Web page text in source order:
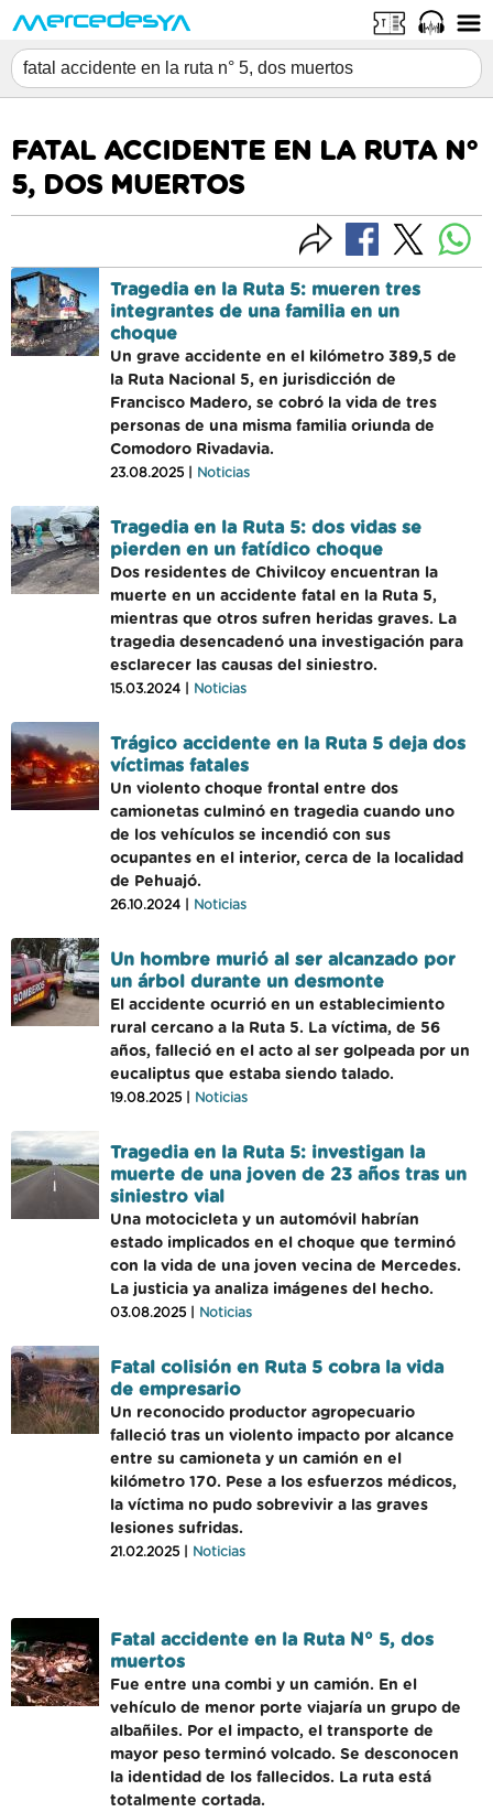
FATAL ACCIDENTE EN LA RUTA N°
5, DOS MUERTOS
Tragedia en la Ruta 5: mueren tres
integrantes de una familia en un
choque
Un grave accidente en el kilómetro 389,5 de
la Ruta Nacional 5, en jurisdicción de
Francisco Madero, se cobró la vida de tres
personas de una misma familia oriunda de
Comodoro Rivadavia.
23.08.2025 | Noticias
Tragedia en la Ruta 5: dos vidas se
pierden en un fatídico choque
Dos residentes de Chivilcoy encuentran la
muerte en un accidente fatal en la Ruta 5,
mientras que otros sufren heridas graves. La
tragedia desencadenó una investigación para
esclarecer las causas del siniestro.
15.03.2024 | Noticias
Trágico accidente en la Ruta 5 deja dos
víctimas fatales
Un violento choque frontal entre dos
camionetas culminó en tragedia cuando uno
de los vehículos se incendió con sus
ocupantes en el interior, cerca de la localidad
de Pehuajó.
26.10.2024 | Noticias
Un hombre murió al ser alcanzado por
un árbol durante un desmonte
El accidente ocurrió en un establecimiento
rural cercano a la Ruta 5. La víctima, de 56
años, falleció en el acto al ser golpeada por un
eucaliptus que estaba siendo talado.
19.08.2025 | Noticias
Tragedia en la Ruta 5: investigan la
muerte de una joven de 23 años tras un
siniestro vial
Una motocicleta y un automóvil habrían
estado implicados en el choque que terminó
con la vida de una joven vecina de Mercedes.
La justicia ya analiza imágenes del hecho.
03.08.2025 | Noticias
Fatal colisión en Ruta 5 cobra la vida
de empresario
Un reconocido productor agropecuario
falleció tras un violento impacto por alcance
entre su camioneta y un camión en el
kilómetro 170. Pese a los esfuerzos médicos,
la víctima no pudo sobrevivir a las graves
lesiones sufridas.
21.02.2025 | Noticias
Fatal accidente en la Ruta N° 5, dos
muertos
Fue entre una combi y un camión. En el
vehículo de menor porte viajaría un grupo de
albañiles. Por el impacto, el transporte de
mayor peso terminó volcado. Se desconocen
la identidad de los fallecidos. La ruta está
totalmente cortada.